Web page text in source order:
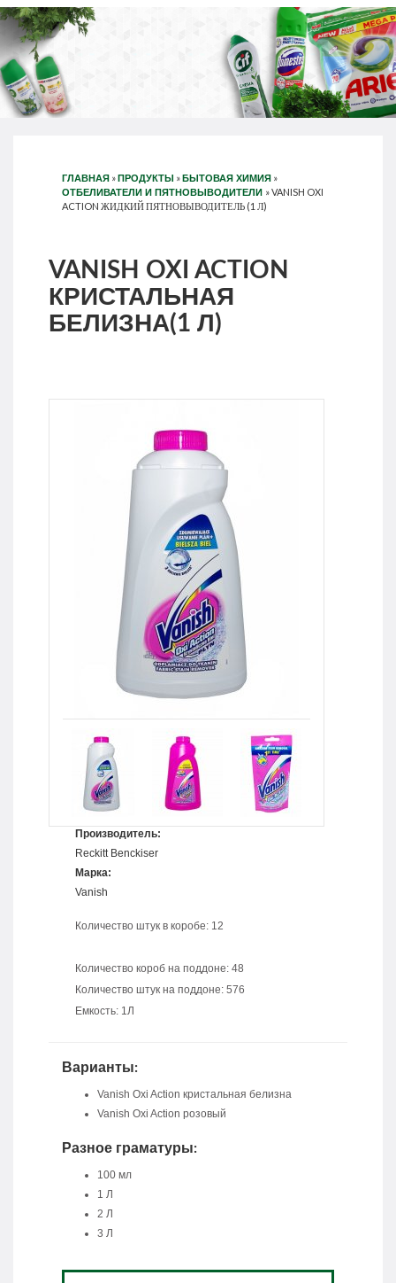
ГЛАВНАЯ » ПРОДУКТЫ » БЫТОВАЯ ХИМИЯ »
ОТБЕЛИВАТЕЛИ И ПЯТНОВЫВОДИТЕЛИ »VANISH OXI
ACTION ЖИДКИЙ ПЯТНОВЫВОДИТЕЛЬ (1 Л)
VANISH OXI ACTION
КРИСТАЛЬНАЯ
БЕЛИЗНА(1 Л)
Производитель:
Reckitt Benckiser
Марка:
Vanish
Количество штук в коробе: 12
Количество короб на поддоне: 48
Количество штук на поддоне: 576
Емкость: 1Л
Варианты:
Vanish Oxi Action кристальная белизна
Vanish Oxi Action pозовый
Разное граматуры:
100 мл
1 Л
2 Л
3 Л